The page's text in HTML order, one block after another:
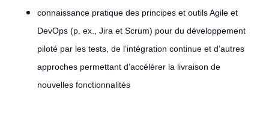
connaissance pratique des principes et outils Agile et
DevOps (p. ex., Jira et Scrum) pour du développement
piloté par les tests, de l’intégration continue et d’autres
approches permettant d’accélérer la livraison de
nouvelles fonctionnalités